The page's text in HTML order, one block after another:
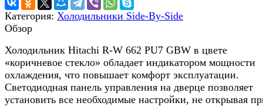
Категория: Холодильники Side-By-Side
Обзор
Холодильник Hitachi R-W 662 PU7 GBW в цвете
«коричневое стекло» обладает индикатором мощности
охлаждения, что повышает комфорт эксплуатации.
Светодиодная панель управления на дверце позволяет
установить все необходимые настройки, не открывая